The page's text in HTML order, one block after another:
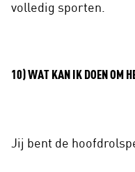
volledig sporten.
10) WAT KAN IK DOEN OM
Jij bent de